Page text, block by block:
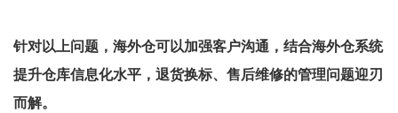
针对以上问题，海外仓可以加强客户沟通，结合海外仓系统
提升仓库信息化水平，退货换标、售后维修的管理问题迎刃
而解。